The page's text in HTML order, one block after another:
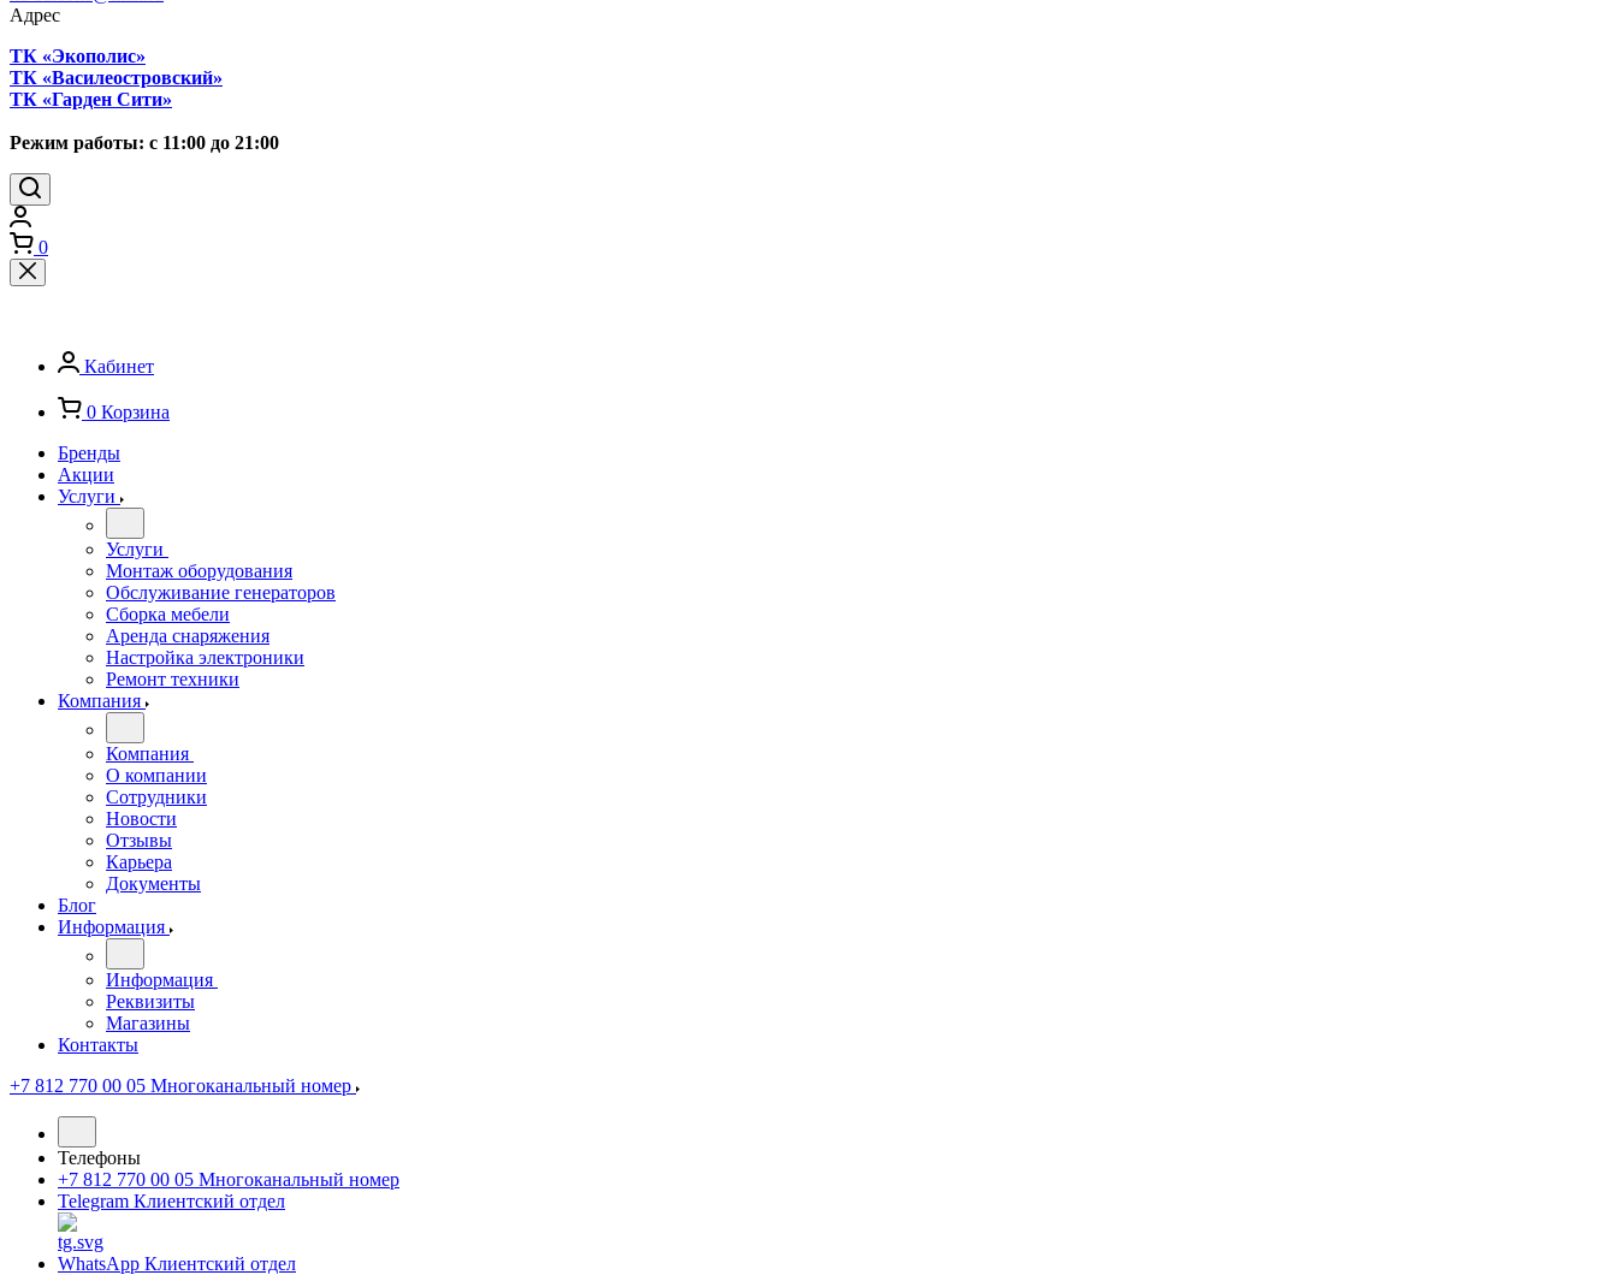
Адрес
ТК «Экополис»
ТК «Василеостровский»
ТК «Гарден Сити»
Режим работы: с 11:00 до 21:00
0
Кабинет
0 Корзина
Бренды
Акции
Услуги
Услуги
Монтаж оборудования
Обслуживание генераторов
Сборка мебели
Аренда снаряжения
Настройка электроники
Ремонт техники
Компания
Компания
О компании
Сотрудники
Новости
Отзывы
Карьера
Документы
Блог
Информация
Информация
Реквизиты
Магазины
Контакты
+7 812 770 00 05 Многоканальный номер
Телефоны
+7 812 770 00 05 Многоканальный номер
Telegram Клиентский отдел
WhatsApp Клиентский отдел